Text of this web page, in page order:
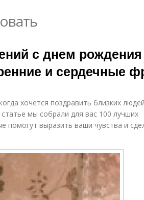
с днем рождения
и сердечные
хочется поздравить близких
мы собрали для вас 100 лучших
помогут выразить ваши чувства и